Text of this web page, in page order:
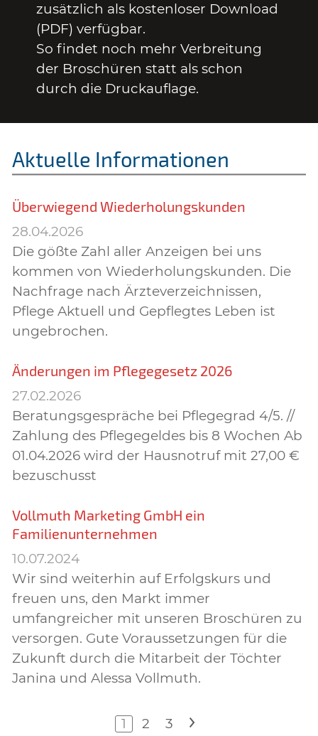
zusätzlich als kostenloser Download
(PDF) verfügbar.
So findet noch mehr Verbreitung
der Broschüren statt als schon
durch die Druckauflage.
Aktuelle Informationen
Überwiegend Wiederholungskunden
28.04.2026
Die gößte Zahl aller Anzeigen bei uns
kommen von Wiederholungskunden. Die
Nachfrage nach Ärzteverzeichnissen,
Pflege Aktuell und Gepflegtes Leben ist
ungebrochen.
Änderungen im Pflegegesetz 2026
27.02.2026
Beratungsgespräche bei Pflegegrad 4/5. //
Zahlung des Pflegegeldes bis 8 Wochen Ab
01.04.2026 wird der Hausnotruf mit 27,00 €
bezuschusst
Vollmuth Marketing GmbH ein
Familienunternehmen
10.07.2024
Wir sind weiterhin auf Erfolgskurs und
freuen uns, den Markt immer
umfangreicher mit unseren Broschüren zu
versorgen. Gute Voraussetzungen für die
Zukunft durch die Mitarbeit der Töchter
Janina und Alessa Vollmuth.
1 2 3 >